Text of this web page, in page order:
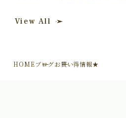
View All
HOMEブログお買い得情報★